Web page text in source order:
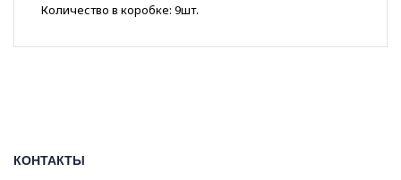
Количество в коробке: 9шт.
КОНТАКТЫ